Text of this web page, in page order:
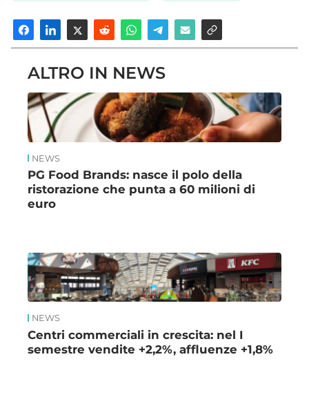
ALTRO IN NEWS
NEWS
PG Food Brands: nasce il polo della
ristorazione che punta a 60 milioni di
euro
NEWS
Centri commerciali in crescita: nel I
semestre vendite +2,2%, affluenze +1,8%